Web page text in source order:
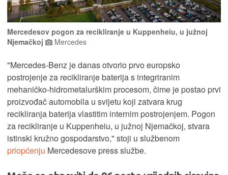
Mercedesov pogon za recikliranje u Kuppenheiu, u južnoj
Njemačkoj
Mercedes
"Mercedes-Benz je danas otvorio prvo europsko
postrojenje za recikliranje baterija s integriranim
mehaničko-hidrometalurškim procesom, čime je postao prvi
proizvođač automobila u svijetu koji zatvara krug
recikliranja baterija vlastitim internim postrojenjem. Pogon
za recikliranje u Kuppenheiu, u južnoj Njemačkoj, stvara
istinski kružno gospodarstvo," stoji u službenom
priopćenju Mercedesove press službe.